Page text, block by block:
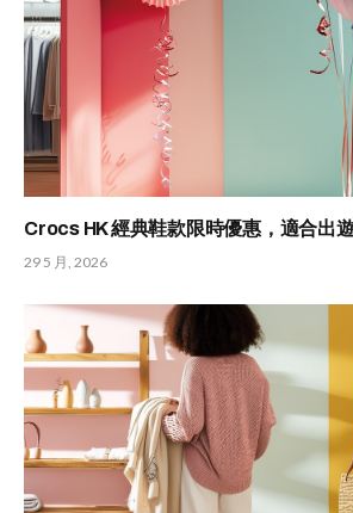
Crocs HK 經典鞋款限時優惠，適合出
29 5 月, 2026